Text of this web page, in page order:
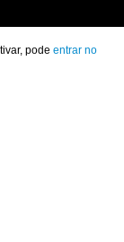
pode entrar no